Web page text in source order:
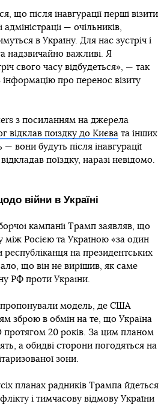
що після інавгурації перші візити
— очільників,
в Україну. Для нас зустріч і
надзвичайно важливі. Я
свого часу відбудеться», — так
про перенос візиту
з посиланням на джерела
відклав поїздку до Києва та інших
вони будуть після інавгурації
поїздку, наразі невідомо.
війни в Україні
кампанії Трамп заявляв, що
Росією та Україною «за один
на президентських
що він не вирішив, як саме
РФ проти України.
модель, де США
зброю в обмін на те, що Україна
20 років. За цим планом
а обидві сторони погодяться на
зони.
планах радників Трампа йдеться
і тимчасову відмову України